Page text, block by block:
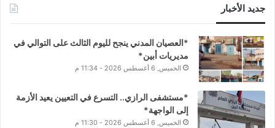
جديد الأخبار
*العصيان المدني ينجح لليوم الثالث على التوالي في
مديريات أبين*
الخميس, 6 أغسطس 2026 - 11:34 م
*مستشفى الرازي.. التسرع في التعيين يعيد الأزمة
إلى الواجهة*
الخميس, 6 أغسطس 2026 - 11:30 م